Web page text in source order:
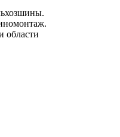
области